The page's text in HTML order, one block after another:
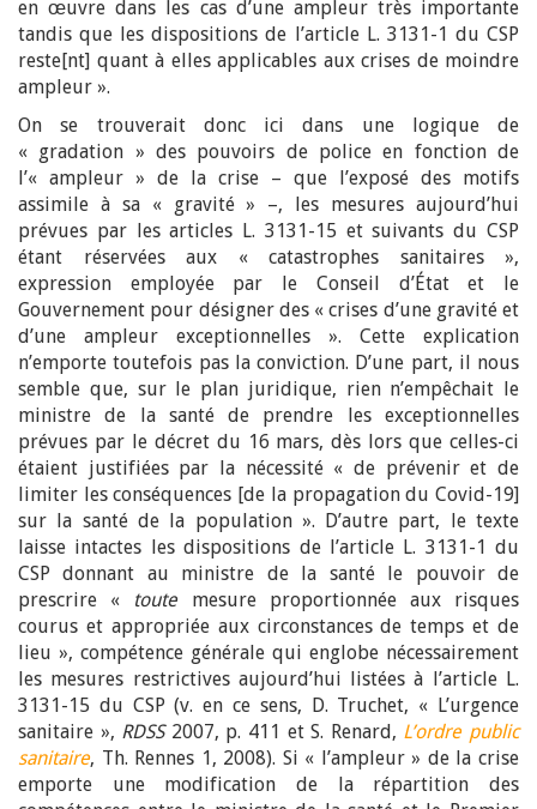
en œuvre dans les cas d’une ampleur très importante
tandis que les dispositions de l’article L. 3131-1 du CSP
reste[nt] quant à elles applicables aux crises de moindre
ampleur ».
On se trouverait donc ici dans une logique de
« gradation » des pouvoirs de police en fonction de
l’« ampleur » de la crise – que l’exposé des motifs
assimile à sa « gravité » –, les mesures aujourd’hui
prévues par les articles L. 3131-15 et suivants du CSP
étant réservées aux « catastrophes sanitaires »,
expression employée par le Conseil d’État et le
Gouvernement pour désigner des « crises d’une gravité et
d’une ampleur exceptionnelles ». Cette explication
n’emporte toutefois pas la conviction. D’une part, il nous
semble que, sur le plan juridique, rien n’empêchait le
ministre de la santé de prendre les exceptionnelles
prévues par le décret du 16 mars, dès lors que celles-ci
étaient justifiées par la nécessité « de prévenir et de
limiter les conséquences [de la propagation du Covid-19]
sur la santé de la population ». D’autre part, le texte
laisse intactes les dispositions de l’article L. 3131-1 du
CSP donnant au ministre de la santé le pouvoir de
prescrire « toutemesure proportionnée aux risques
courus et appropriée aux circonstances de temps et de
lieu », compétence générale qui englobe nécessairement
les mesures restrictives aujourd’hui listées à l’article L.
3131-15 du CSP (v. en ce sens, D. Truchet, « L’urgence
sanitaire », RDSS2007, p. 411 et S. Renard, L’ordre public
sanitaire, Th. Rennes 1, 2008). Si « l’ampleur » de la crise
emporte une modification de la répartition des